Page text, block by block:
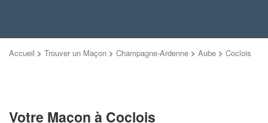
Accueil > Trouver un Maçon > Champagne-Ardenne > Aube > Coclois
Votre Maçon à Coclois